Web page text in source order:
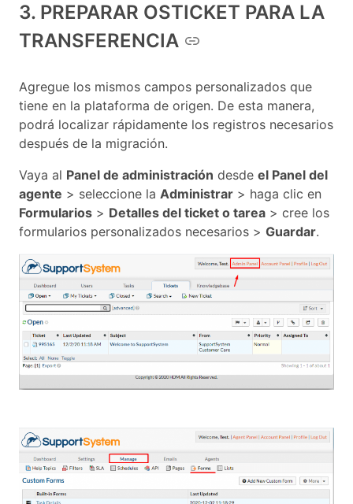
3. PREPARAR OSTICKET PARA LA
TRANSFERENCIA
Agregue los mismos campos personalizados que
tiene en la plataforma de origen. De esta manera,
podrá localizar rápidamente los registros necesarios
después de la migración.
Vaya al Panel de administración desde el Panel del
agente > seleccione la Administrar > haga clic en
Formularios > Detalles del ticket o tarea > cree los
formularios personalizados necesarios > Guardar.